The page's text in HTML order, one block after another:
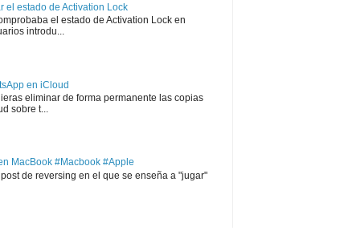
el estado de Activation Lock
el estado de Activation Lock en
introdu...
en iCloud
eliminar de forma permanente las copias
sobre t...
MacBook #Macbook #Apple
de reversing en el que se enseña a "jugar"